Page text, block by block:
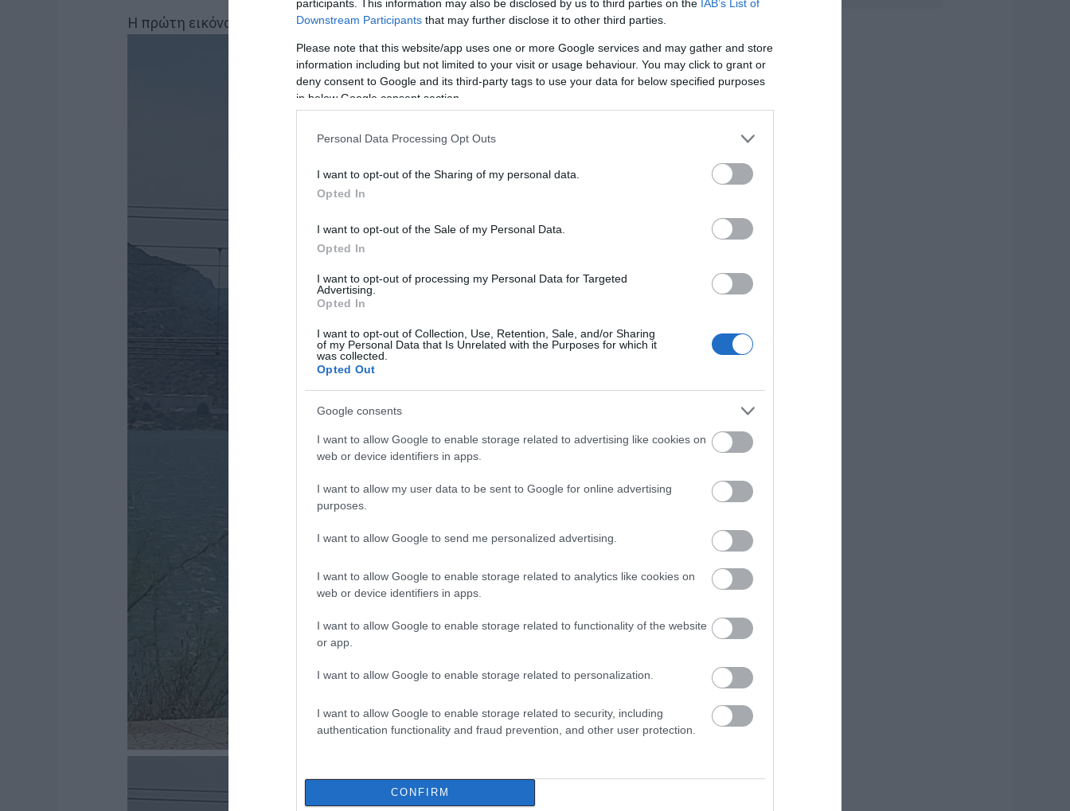
participants. This information may also be disclosed by us to third parties on the IAB’s List of
Downstream Participants that may further disclose it to other third parties.
Please note that this website/app uses one or more Google services and may gather and store
information including but not limited to your visit or usage behaviour. You may click to grant or
deny consent to Google and its third-party tags to use your data for below specified purposes
in below Google consent section.
Personal Data Processing Opt Outs
I want to opt-out of the Sharing of my personal data.
Opted In
I want to opt-out of the Sale of my Personal Data.
Opted In
I want to opt-out of processing my Personal Data for Targeted
Advertising.
Opted In
I want to opt-out of Collection, Use, Retention, Sale, and/or Sharing
of my Personal Data that Is Unrelated with the Purposes for which it
was collected.
Opted Out
Google consents
I want to allow Google to enable storage related to advertising like cookies on
web or device identifiers in apps.
I want to allow my user data to be sent to Google for online advertising
purposes.
I want to allow Google to send me personalized advertising.
I want to allow Google to enable storage related to analytics like cookies on
web or device identifiers in apps.
I want to allow Google to enable storage related to functionality of the website
or app.
I want to allow Google to enable storage related to personalization.
I want to allow Google to enable storage related to security, including
authentication functionality and fraud prevention, and other user protection.
CONFIRM
Η πρώτη εικόνα
περιπολικό; Η
απάντηση που λίγοι
οδηγοί γνωρίζουν
Εύβοια: Όλο το
χωριό ενώνεται για
το «στιφάδο της
Παναγίας» – Το
έθιμο που
09.08.2026 | 18:20
περισσότερους
ηλικιωμένους – Σε
ποια θέση
09.08.2026 | 18:00
τραγουδιστή στην
Εύβοια – Δείτε τι
09.08.2026 | 17:40
Τέλος στις
καθυστερήσεις για
τις πινακίδες
αλλάζει με το νέο
ψηφιακό σύστημα
09.08.2026 | 17:20
Που απαγορεύεται
η κυκλοφορία
οχημάτων και
09.08.2026 | 17:00